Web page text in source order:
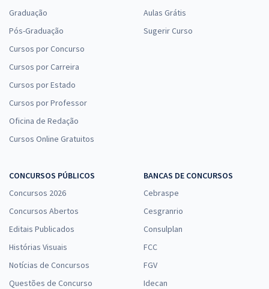
Graduação
Pós-Graduação
Cursos por Concurso
Cursos por Carreira
Cursos por Estado
Cursos por Professor
Oficina de Redação
Cursos Online Gratuitos
Aulas Grátis
Sugerir Curso
CONCURSOS PÚBLICOS
Concursos 2026
Concursos Abertos
Editais Publicados
Histórias Visuais
Notícias de Concursos
Questões de Concurso
BANCAS DE CONCURSOS
Cebraspe
Cesgranrio
Consulplan
FCC
FGV
Idecan